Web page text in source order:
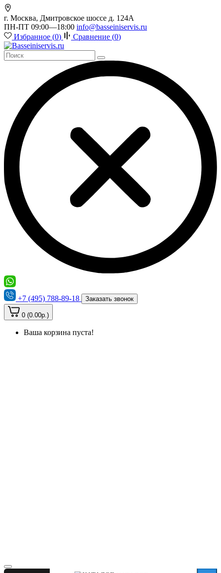
г. Москва, Дмитровское шоссе д. 124А
ПН-ПТ 09:00—18:00 info@basseiniservis.ru
Избранное (0) Сравнение (0)
+7 (495) 788-89-18 Заказать звонок
0 (0.00р.)
Ваша корзина пуста!